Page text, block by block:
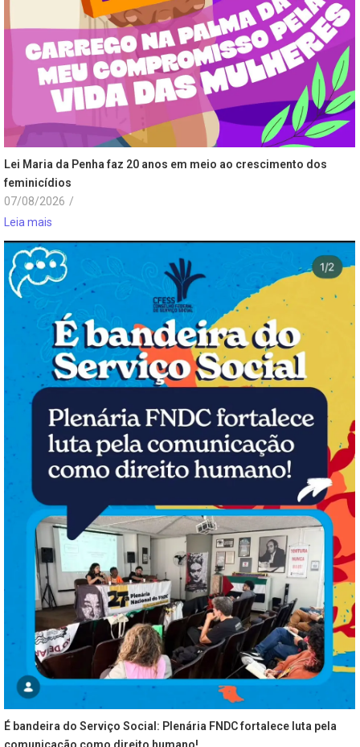
Lei Maria da Penha faz 20 anos em meio ao crescimento dos
feminicídios
07/08/2026 /
Leia mais
É bandeira do Serviço Social: Plenária FNDC fortalece luta pela